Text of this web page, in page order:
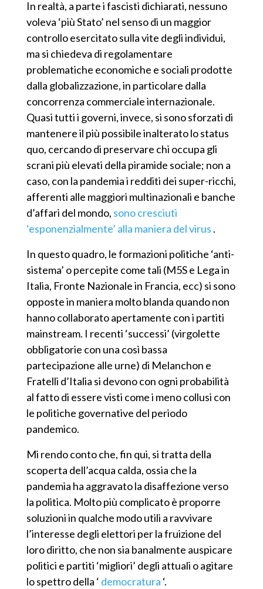
In realtà, a parte i fascisti dichiarati, nessuno
voleva ‘più Stato’ nel senso di un maggior
controlloesercitato sulla vite degli individui,
ma si chiedeva di regolamentare
problematiche economiche e sociali prodotte
dalla globalizzazione, in particolare dalla
concorrenza commerciale internazionale.
Quasi tutti i governi, invece, si sono sforzati di
mantenere il più possibile inalterato lo status
quo, cercando di preservare chi occupa gli
scrani più elevati della piramide sociale; non a
caso, con la pandemia i redditi dei super-ricchi,
afferenti alle maggiori multinazionali e banche
d’affari del mondo, sono cresciuti
‘esponenzialmente’ alla maniera del virus .
In questo quadro, le formazioni politiche ‘anti-
sistema’ o percepite come tali (M5S e Lega in
Italia, Fronte Nazionale in Francia, ecc) si sono
opposte in maniera molto blanda quando non
hanno collaborato apertamente con i partiti
mainstream. I recenti ‘successi’ (virgolette
obbligatorie con una così bassa
partecipazione alle urne) di Melanchon e
Fratelli d’Italia si devono con ogni probabilità
al fatto di essere visti come i meno collusi con
le politiche governative del periodo
pandemico.
Mi rendo conto che, fin qui, si tratta della
scoperta dell’acqua calda, ossia che la
pandemia ha aggravato la disaffezione verso
la politica. Molto più complicatoè proporre
soluzioni in qualche modo utili a ravvivare
l’interesse degli elettori per la fruizione del
loro diritto, che non sia banalmente auspicare
politici e partiti ‘migliori’ degli attuali o agitare
lo spettro della ‘ democratura ‘.